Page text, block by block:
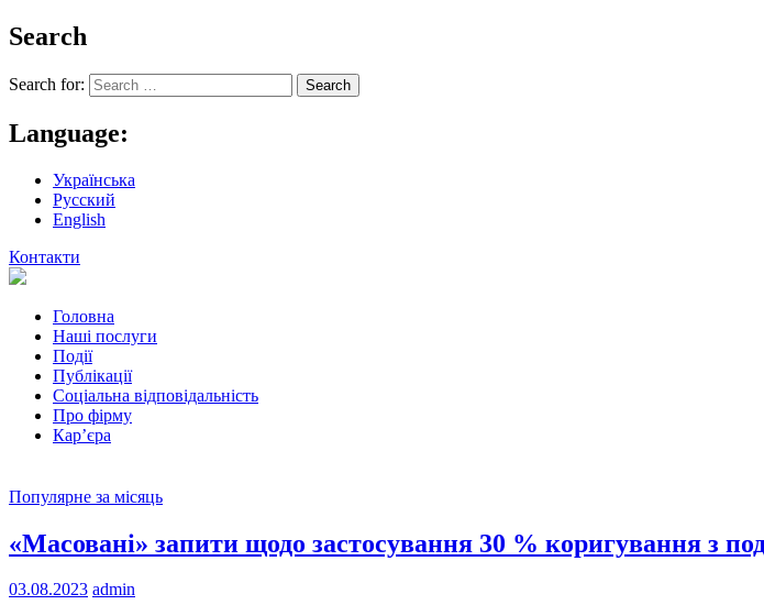
Search
Search for:
Language:
Українська
Русский
English
Контакти
Головна
Наші послуги
Події
Публікації
Соціальна відповідальність
Про фiрму
Кар’єра
Популярне за місяць
«Масовані» запити щодо застосування 30 % коригування з
03.08.2023 admin